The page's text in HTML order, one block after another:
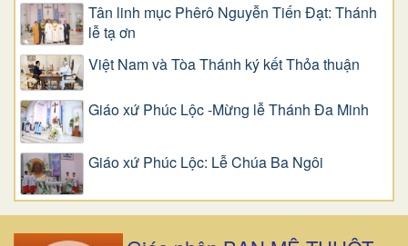
Tân linh mục Phêrô Nguyễn Tiến Đạt: Thánh
lễ tạ ơn
Việt Nam và Tòa Thánh ký kết Thỏa thuận
Giáo xứ Phúc Lộc -Mừng lễ Thánh Đa Minh
Giáo xứ Phúc Lộc: Lễ Chúa Ba Ngôi